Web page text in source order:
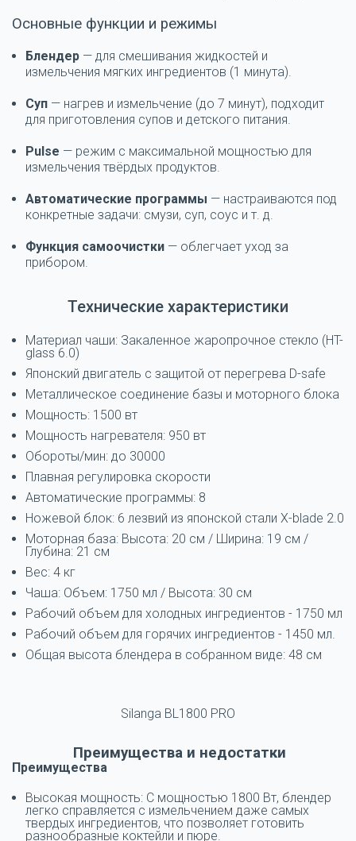
Основные функции и режимы
Блендер — для смешивания жидкостей и
измельчения мягких ингредиентов (1 минута).
Суп — нагрев и измельчение (до 7 минут), подходит
для приготовления супов и детского питания.
Pulse — режим с максимальной мощностью для
измельчения твёрдых продуктов.
Автоматические программы — настраиваются под
конкретные задачи: смузи, суп, соус и т. д.
Функция самоочистки — облегчает уход за
прибором.
Технические характеристики
Материал чаши: Закаленное жаропрочное стекло (HT-
glass 6.0)
Японский двигатель с защитой от перегрева D-safe
Металлическое соединение базы и моторного блока
Мощность: 1500 вт
Мощность нагревателя: 950 вт
Обороты/мин: до 30000
Плавная регулировка скорости
Автоматические программы: 8
Ножевой блок: 6 лезвий из японской стали X-blade 2.0
Моторная база: Высота: 20 см / Ширина: 19 см /
Глубина: 21 см
Вес: 4 кг
Чаша: Объем: 1750 мл / Высота: 30 см
Рабочий объем для холодных ингредиентов - 1750 мл
Рабочий объем для горячих ингредиентов - 1450 мл.
Общая высота блендера в собранном виде: 48 см
Silanga BL1800 PRO
Преимущества и недостатки
Преимущества
Высокая мощность: С мощностью 1800 Вт, блендер
легко справляется с измельчением даже самых
твердых ингредиентов, что позволяет готовить
разнообразные коктейли и пюре.